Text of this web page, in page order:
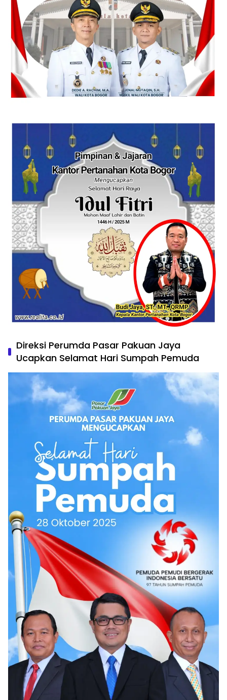
Direksi Perumda Pasar Pakuan Jaya
Ucapkan Selamat Hari Sumpah Pemuda